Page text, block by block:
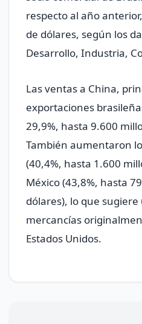
respecto al año
de dólares, según los
Desarrollo, Industria,
Las ventas a China,
exportaciones
29,9%, hasta 9.600
También aumentaron
(40,4%, hasta 1.600
México (43,8%, hasta
dólares), lo que
mercancías
Estados Unidos.